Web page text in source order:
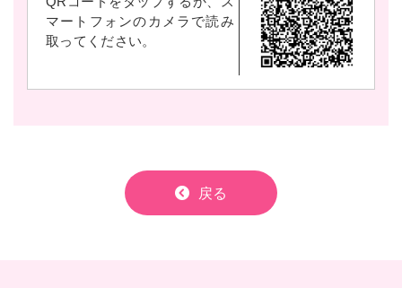
マートフォンのカメラで読み
取ってください。
戻る